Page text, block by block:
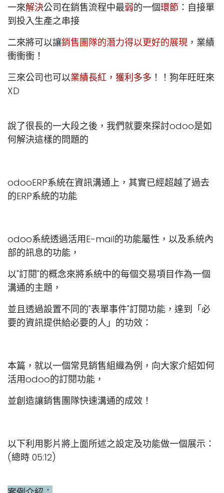
一來解決公司在銷售流程中最弱的一個環節 ：自接單
到投入生產之串接
二來將可以讓銷售團隊的潛力得以更好的展現 ，業績
衝衝衝！
三來公司也可以業績長紅，獲利多多 ！！狗年旺旺來
XD
說了很長的一大段之後，我們就要來探討odoo是如
何解決這樣的問題的
odooERP系統在資訊溝通上，其實已經超越了過去
的ERP系統的功能
odoo系統透過活用E-mail的功能屬性，以及系統內
部的訊息的功能，
以"訂閱"的概念來將系統中的每個交易項目作為一個
溝通的主題，
並且透過設置不同的"表單事件"訂閱功能，達到「必
要的資訊提供給必要的人」的功效：
本篇，就以一個常見銷售組織為例，向大家介紹如何
活用odoo的訂閱功能，
並創造讓銷售團隊快速溝通的成效！
以下利用影片將上面所述之設定及功能做一個展示：
(總時 05:12)